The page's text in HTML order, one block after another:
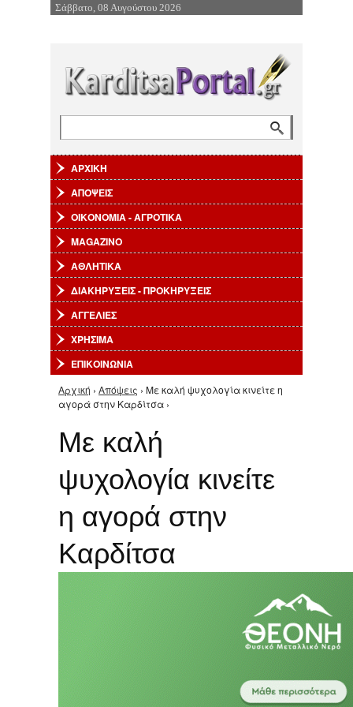
Επιστροφή στην Πλοήγηση
Σάββατο, 08 Αυγούστου 2026
ΑΡΧΙΚΗ
ΑΠΟΨΕΙΣ
ΟΙΚΟΝΟΜΙΑ - ΑΓΡΟΤΙΚΑ
MAGAZINO
ΑΘΛΗΤΙΚΑ
ΔΙΑΚΗΡΥΞΕΙΣ - ΠΡΟΚΗΡΥΞΕΙΣ
ΑΓΓΕΛΙΕΣ
ΧΡΗΣΙΜΑ
ΕΠΙΚΟΙΝΩΝΙΑ
Είστε εδώ
Αρχική › Απόψεις › Με καλή ψυχολογία κινείτε η
αγορά στην Καρδίτσα ›
Με καλή
ψυχολογία κινείτε
η αγορά στην
Καρδίτσα